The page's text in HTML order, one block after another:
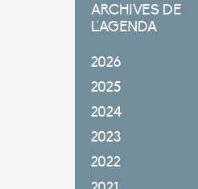
ARCHIVES DE
L'AGENDA
2026
2025
2024
2023
2022